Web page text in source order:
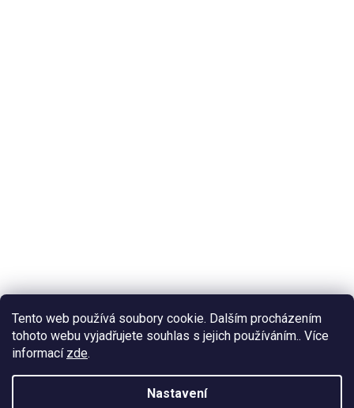
Tento web používá soubory cookie. Dalším procházením
tohoto webu vyjadřujete souhlas s jejich používáním.. Více
informací zde.
Nastavení